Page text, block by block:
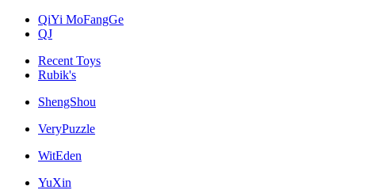
QiYi MoFangGe
QJ
Recent Toys
Rubik's
ShengShou
VeryPuzzle
WitEden
YuXin